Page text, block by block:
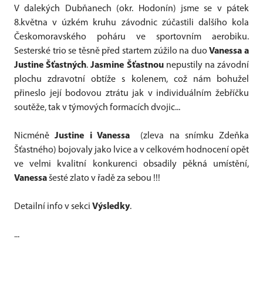
V dalekých Dubňanech (okr. Hodonín) jsme se v pátek
8.května v úzkém kruhu závodnic zúčastili dalšího kola
Českomoravského poháru ve sportovním aerobiku.
Sesterské trio se těsně před startem zúžilo na duoVanessa a
Justine Šťastných.Jasmine Šťastnounepustily na závodní
plochu zdravotní obtíže s kolenem, což nám bohužel
přineslo její bodovou ztrátu jak v individuálním žebříčku
soutěže, tak v týmových formacích dvojic...
NicméněJustine i Vanessa(zleva na snímku Zdeňka
Šťastného) bojovaly jako lvice a v celkovém hodnocení opět
ve velmi kvalitní konkurenci obsadily pěkná umístění,
Vanessašesté zlato v řadě za sebou !!!
Detailní info v sekci Výsledky.
...